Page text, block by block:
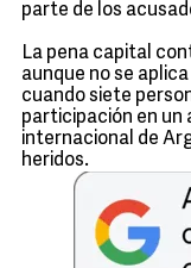
parte de los
La pena capital
aunque no se
cuando siete
participación en
internacional de
heridos.